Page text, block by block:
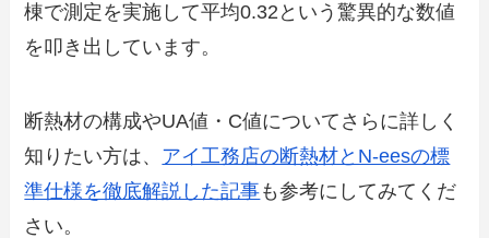
棟で測定を実施して平均0.32という驚異的な数値
を叩き出しています。
断熱材の構成やUA値・C値についてさらに詳しく
知りたい方は、 アイ工務店の断熱材とN-eesの標
準仕様を徹底解説した記事も参考にしてみてくだ
さい。